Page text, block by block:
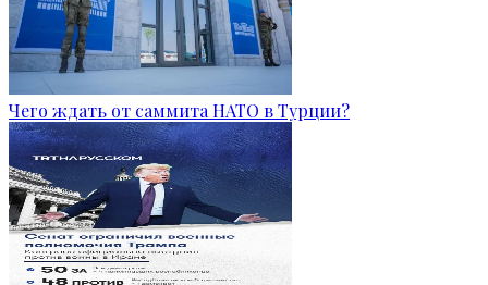
Чего ждать от саммита НАТО в Турции?